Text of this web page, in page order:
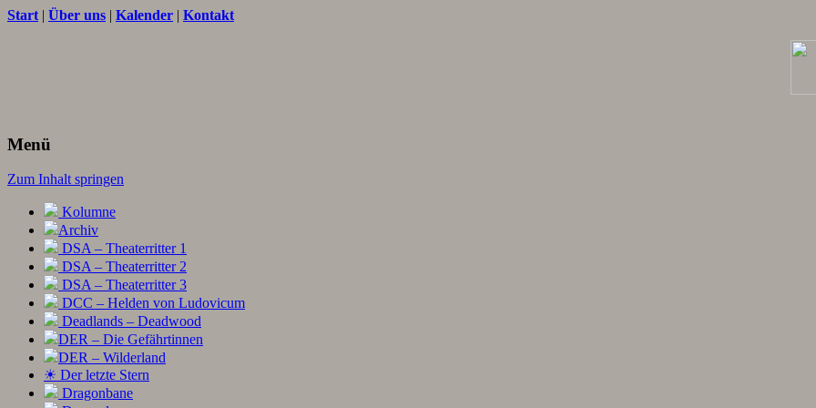
Start | Über uns | Kalender | Kontakt
Menü
Zum Inhalt springen
Kolumne
Archiv
DSA – Theaterritter 1
DSA – Theaterritter 2
DSA – Theaterritter 3
DCC – Helden von Ludovicum
Deadlands – Deadwood
DER – Die Gefährtinnen
DER – Wilderland
☀ Der letzte Stern
Dragonbane